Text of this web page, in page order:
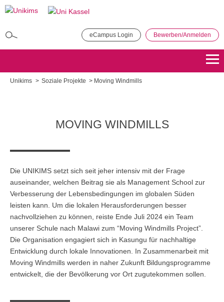
Direkt
eCampus Login Bewerben/Anmelden
Bewerben Übersicht
Übersicht
Master of Science - Industrielles Produktionsmanagement
Bewerben Übersicht
Master of Science - ÖPNV und Mobilität
Bewerben Übersicht
Master in Bildungsmanagement
Unikims Soziale Projekte Moving Windmills
MOVING WINDMILLS
Die UNIKIMS setzt sich seit jeher intensiv mit der Frage
auseinander, welchen Beitrag sie als Management School zur
Verbesserung der Lebensbedingungen im globalen Süden
leisten kann. Um die lokalen Herausforderungen besser
nachvollziehen zu können, reiste Ende Juli 2024 ein Team
unserer Schule nach Malawi zum “Moving Windmills Project”.
Die Organisation engagiert sich in Kasungu für nachhaltige
Entwicklung durch lokale Innovationen. In Zusammenarbeit mit
Moving Windmills werden in naher Zukunft Bildungsprogramme
entwickelt, die der Bevölkerung vor Ort zugutekommen sollen.